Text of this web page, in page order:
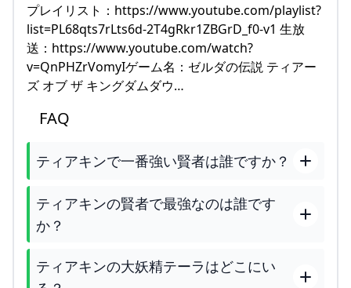
プレイリスト：https://www.youtube.com/playlist?
list=PL68qts7rLts6d-2T4gRkr1ZBGrD_f0-v1 生放
送：https://www.youtube.com/watch?
v=QnPHZrVomyIゲーム名：ゼルダの伝説 ティアー
ズ オブ ザ キングダムダウ…
FAQ
ティアキンで一番強い賢者は誰ですか？
ティアキンの賢者で最強なのは誰です
か？
ティアキンの大妖精テーラはどこにい